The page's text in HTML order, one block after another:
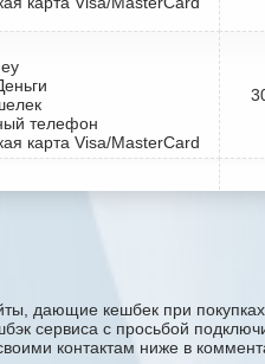
телефон
карта Visa/MasterCard
дающие кешбек при
сервиса с проcьбой
контактам ниже в